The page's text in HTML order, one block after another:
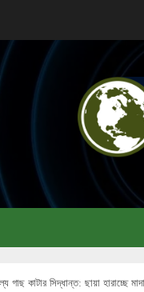
গাছ কাটার সিদ্ধান্ত: ছায়া হারাচ্ছে